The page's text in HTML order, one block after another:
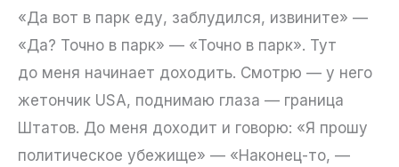
«Да вот в парк еду, заблудился, извините» —
«Да? Точно в парк» — «Точно в парк». Тут
до меня начинает доходить. Смотрю — у него
жетончик USA, поднимаю глаза — граница
Штатов. До меня доходит и говорю: «Я прошу
политическое убежище» — «Наконец-то, —